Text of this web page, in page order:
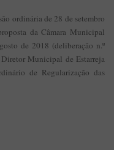
ordinária de 28 de setembro
da Câmara Municipal
de 2018 (deliberação n.º
Municipal de Estarreja
de Regularização das